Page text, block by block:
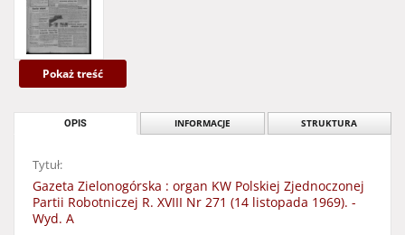
Pokaż treść
OPIS INFORMACJE STRUKTURA
Tytuł:
Gazeta Zielonogórska : organ KW Polskiej Zjednoczonej
Partii Robotniczej R. XVIII Nr 271 (14 listopada 1969). -
Wyd. A